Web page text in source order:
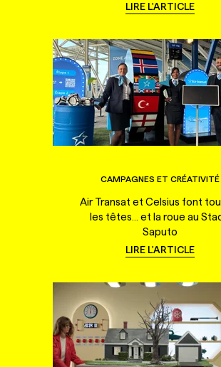
LIRE L'ARTICLE
CAMPAGNES ET CRÉATIVITÉ
Air Transat et Celsius font
les têtes... et la roue au
Saputo
LIRE L'ARTICLE